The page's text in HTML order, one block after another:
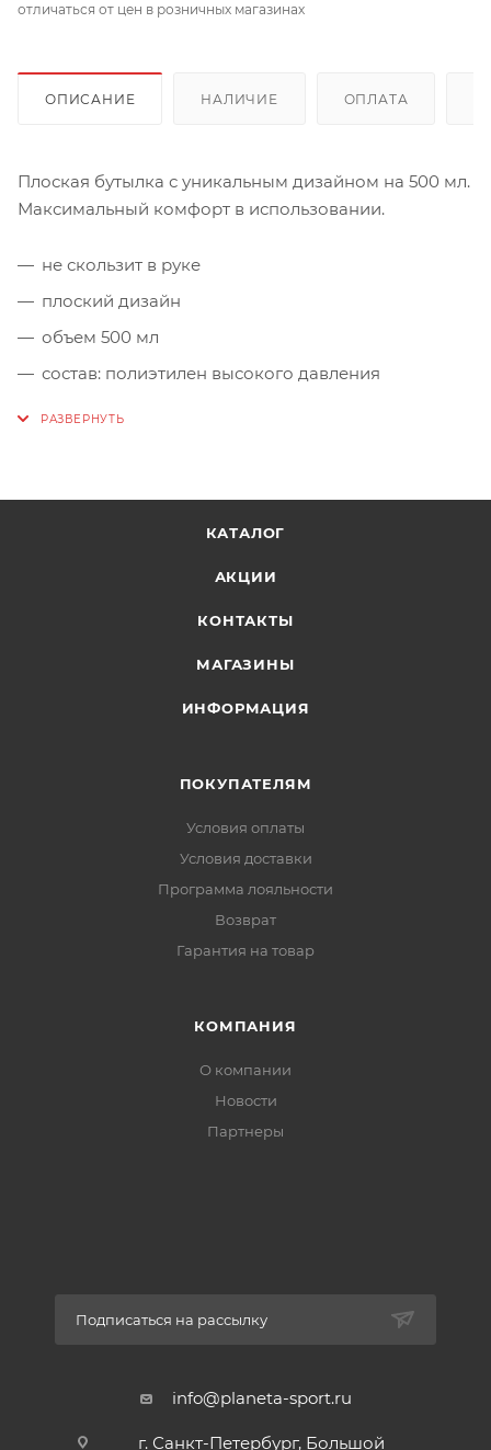
отличаться от цен в розничных магазинах
ОПИСАНИЕ НАЛИЧИЕ ОПЛАТА
Плоская бутылка с уникальным дизайном на 500 мл.
Максимальный комфорт в использовании.
не скользит в руке
плоский дизайн
объем 500 мл
состав: полиэтилен высокого давления
КАТАЛОГ
АКЦИИ
КОНТАКТЫ
МАГАЗИНЫ
ИНФОРМАЦИЯ
ПОКУПАТЕЛЯМ
Условия оплаты
Условия доставки
Программа лояльности
Возврат
Гарантия на товар
КОМПАНИЯ
О компании
Новости
Партнеры
Подписаться на рассылку
info@planeta-sport.ru
г. Санкт-Петербург, Большой